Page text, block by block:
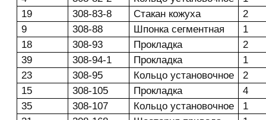
19
308-83-8 Стакан кожуха
2
9
308-88 Шпонка сегментная
1
18
308-93 Прокладка
2
39
308-94-1 Прокладка
1
23
308-95 Кольцо установочное
2
15
308-105 Прокладка
4
35
308-107 Кольцо установочное
1